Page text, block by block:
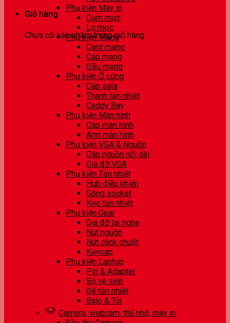
Giỏ hàng
Chưa có sản phẩm trong giỏ hàng.
Phụ kiện Máy in
Cụm mực
Lọ mực
Phụ kiện Mạng
Card mạng
Cáp mạng
Đầu mạng
Phụ kiện Ổ cứng
Cáp sata
Thanh tản nhiệt
Caddy Bay
Phụ kiện Màn hình
Cáp màn hình
Arm màn hình
Phụ kiện VGA & Nguồn
Cáp nguồn nối dài
Giá đỡ VGA
Phụ kiện Tản nhiệt
Hub điều khiển
Gông socket
Keo tản nhiệt
Phụ kiện Gear
Giá đỡ tai nghe
Nút nguồn
Nút click chuột
Keycap
Phụ kiện Laptop
Pin & Adapter
Bộ vệ sinh
Đế tản nhiệt
Balo & Túi
Camera, webcam, thẻ nhớ, máy in